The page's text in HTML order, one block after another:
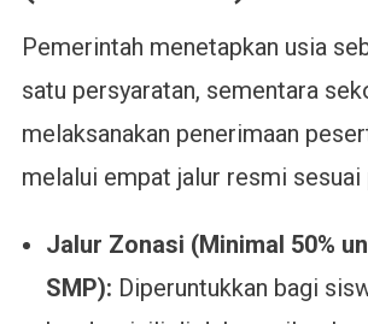
Pemerintah menetapkan usia
satu persyaratan, sementara
melaksanakan penerimaan
melalui empat jalur resmi
Jalur Zonasi (Minimal 50%
SMP): Diperuntukkan bagi